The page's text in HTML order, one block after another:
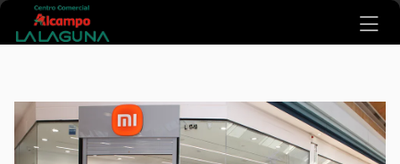
Ir al contenido principal